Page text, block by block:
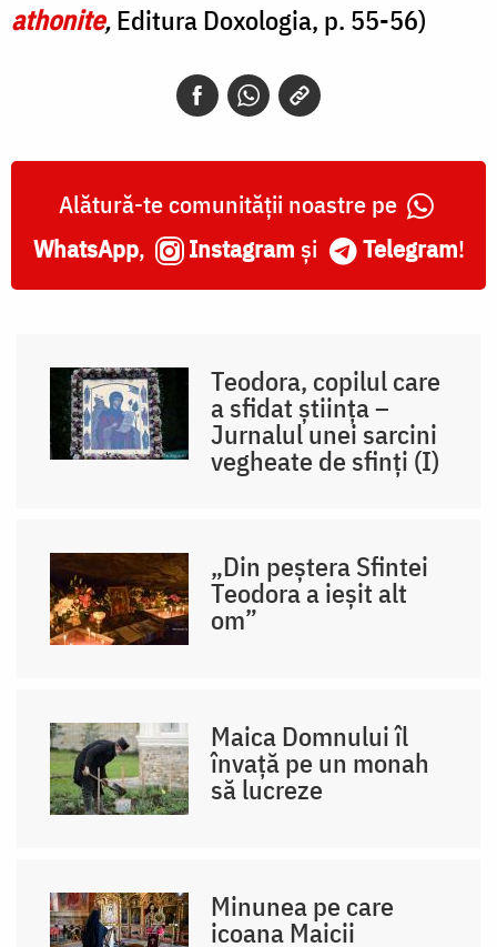
athonite,Editura Doxologia, p. 55-56)
Alătură-te comunității noastre pe
WhatsApp, Instagram și Telegram!
Teodora, copilul care
a sfidat știința –
Jurnalul unei sarcini
vegheate de sfinți (I)
„Din peștera Sfintei
Teodora a ieșit alt
om”
Maica Domnului îl
învață pe un monah
să lucreze
Minunea pe care
icoana Maicii